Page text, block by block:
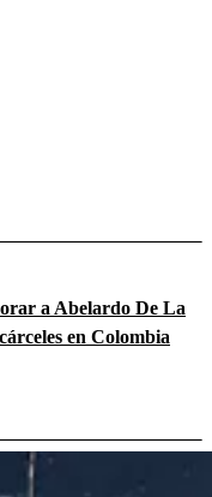
a Abelardo De La
en Colombia